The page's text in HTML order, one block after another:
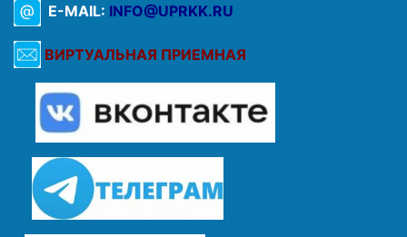
E-MAIL: INFO@UPRKK.RU
ВИРТУАЛЬНАЯ ПРИЕМНАЯ